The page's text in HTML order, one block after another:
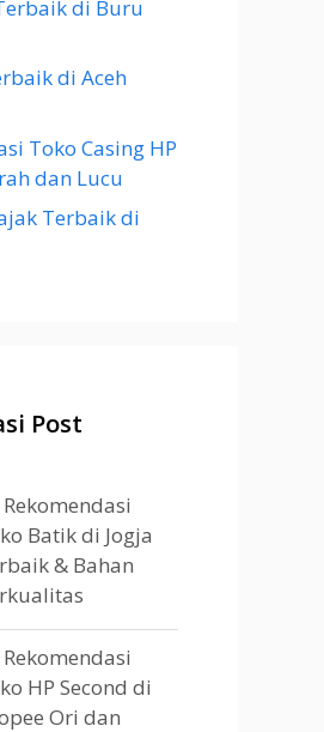
di Buru
di Aceh
Toko Casing HP
dan Lucu
Terbaik di
Post
Batik di Jogja
& Bahan
HP Second di
Ori dan